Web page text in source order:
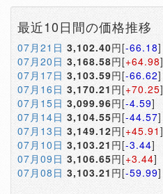
最近10日間の価格推移
07月21日 3,102.40円[-66.18]
07月20日 3,168.58円[+64.98]
07月17日 3,103.59円[-66.62]
07月16日 3,170.21 円[+70.25]
07月15日 3,099.96円[-4.59]
07月14日 3,104.55円[-44.57]
07月13日 3,149.12円[+45.91 ]
07月10日 3,103.21円[-3.44]
07月09日 3,106.65円[+3.44]
07月08日 3,103.21 円[-59.99]